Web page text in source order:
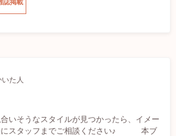
誌掲載
た人
いそうなスタイルが見つかったら、イメー
にスタッフまでご相談ください♪ 本ブ